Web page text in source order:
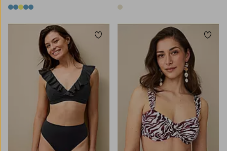
5 kleuren 1 kleur
Toevoegen aan favorieten